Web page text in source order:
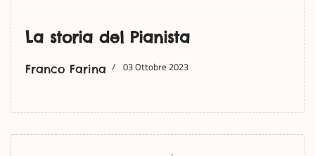
La storia del Pianista
Franco Farina 03 Ottobre 2023